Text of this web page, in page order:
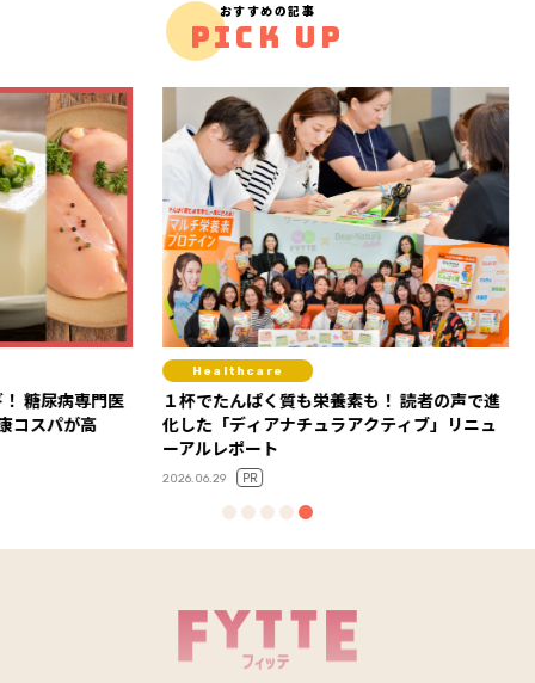
おすすめの記事
PICK UP
専門医
高
Healthcare
１杯でたんぱく質も栄養素も！ 読者の声で進
化した「ディアナチュラアクティブ」リニュ
ーアルレポート
PR
背中の
ィス【